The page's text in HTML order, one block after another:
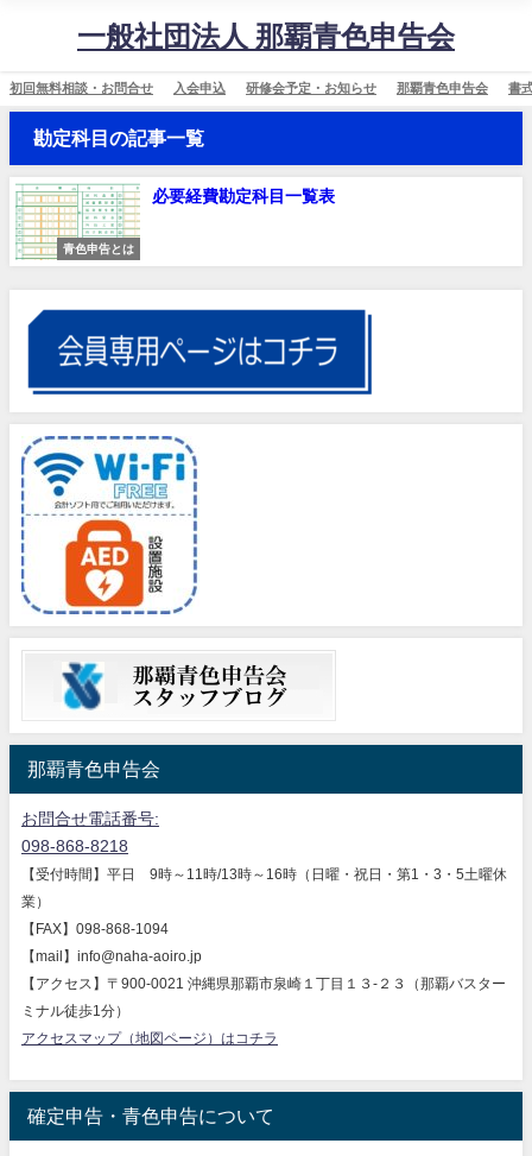
一般社団法人 那覇青色申告会
初回無料相談・お問合せ 入会申込 研修会予定・お知らせ 那覇青色申告会 書
勘定科目の記事一覧
青色申告とは
必要経費勘定科目一覧表
那覇青色申告会
お問合せ電話番号:
098-868-8218
【受付時間】平日 9時～11時/13時～16時（日曜・祝日・第1・3・5土曜休
業）
【FAX】098-868-1094
【mail】info@naha-aoiro.jp
【アクセス】〒900-0021 沖縄県那覇市泉崎１丁目１３-２３（那覇バスター
ミナル徒歩1分）
アクセスマップ（地図ページ）はコチラ
確定申告・青色申告について